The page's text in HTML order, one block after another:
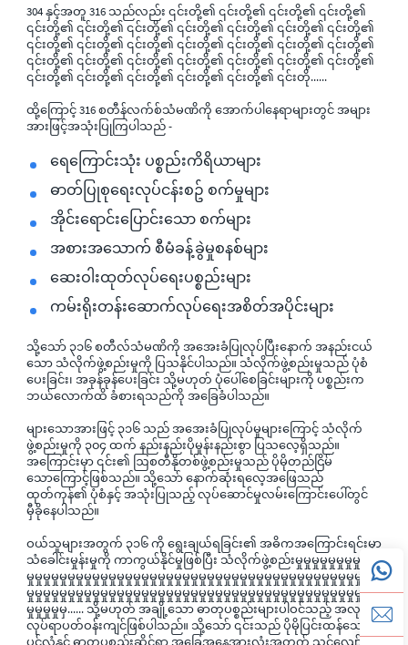
304 နှင့်အတူ 316 သည်လည်း ၎င်းတို့၏ ၎င်းတို့၏ ၎င်းတို့၏ ၎င်းတို့၏
၎င်းတို့၏ ၎င်းတို့၏ ၎င်းတို့၏ ၎င်းတို့၏ ၎င်းတို့၏ ၎င်းတို့၏ ၎င်းတို့၏
၎င်းတို့၏ ၎င်းတို့၏ ၎င်းတို့၏ ၎င်းတို့၏ ၎င်းတို့၏ ၎င်းတို့၏ ၎င်းတို့၏
၎င်းတို့၏ ၎င်းတို့၏ ၎င်းတို့၏ ၎င်းတို့၏ ၎င်းတို့၏ ၎င်းတို့၏ ၎င်းတို့၏
၎င်းတို့၏ ၎င်းတို့၏ ၎င်းတို့၏ ၎င်းတို့၏ ၎င်းတို့၏ ၎င်းတို......
ထို့ကြောင့် 316 စတီန်လက်စ်သံမဏိကို အောက်ပါနေရာများတွင် အများ
အားဖြင့်အသုံးပြုကြပါသည် -
ရေကြောင်းသုံး ပစ္စည်းကိရိယာများ
ဓာတ်ပြုစုရေးလုပ်ငန်းစဥ် စက်မှုများ
အိုင်းရောင်းပြောင်းသော စက်များ
အစားအသောက် စီမံခန့်ခွဲမှုစနစ်များ
ဆေးဝါးထုတ်လုပ်ရေးပစ္စည်းများ
ကမ်းရိုးတန်းဆောက်လုပ်ရေးအစိတ်အပိုင်းများ
သို့သော် ၃၁၆ စတီလ်သံမဏိကို အအေးခံပြုလုပ်ပြီးနောက် အနည်းငယ်
သော သံလိုက်ဖွဲ့စည်းမှုကို ပြသနိုင်ပါသည်။ သံလိုက်ဖွဲ့စည်းမှုသည် ပုံစံ
ပေးခြင်း၊ အခုန်ခုန်ပေးခြင်း သို့မဟုတ် ပုံပေါ်စေခြင်းများကို ပစ္စည်းက
ဘယ်လောက်ထိ ခံစားရသည်ကို အခြေခံပါသည်။
များသောအားဖြင့် ၃၁၆ သည် အအေးခံပြုလုပ်မှုများကြောင့် သံလိုက်
ဖွဲ့စည်းမှုကို ၃၀၄ ထက် နည်းနည်းပိုမှုန်းနည်းစွာ ပြသလေ့ရှိသည်။
အကြောင်းမှာ ၎င်း၏ ဩစတီနိုတစ်ဖွဲ့စည်းမှုသည် ပိုမိုတည်ငြိမ်
သောကြောင့်ဖြစ်သည်။ သို့သော် နောက်ဆုံးရလေ့အဖြေသည်
ထုတ်ကုန်၏ ပုံစံနှင့် အသုံးပြုသည့် လုပ်ဆောင်မှုလမ်းကြောင်းပေါ်တွင်
မှီခိုနေပါသည်။
ဝယ်သူများအတွက် ၃၁၆ ကို ရွေးချယ်ရခြင်း၏ အဓိကအကြောင်းရင်းမှာ
သံခေါင်းမှုန်းမှုကို ကာကွယ်နိုင်မှုဖြစ်ပြီး သံလိုက်ဖွဲ့စည်းမှုမှုမှုမှုမှုမှုမှုမှုမှုမှု
မှုမှုမှုမှုမှုမှုမှုမှုမှုမှုမှုမှုမှုမှုမှုမှုမှုမှုမှုမှုမှုမှုမှုမှုမှုမှုမှုမှုမှုမှုမှုမှုမှုမှုမှုမှုမှုမှုမှုမှုမှုမှုမှု
မှုမှုမှုမှုမှုမှုမှုမှုမှုမှုမှုမှုမှုမှုမှုမှုမှုမှုမှုမှုမှုမှုမှုမှုမှုမှုမှုမှုမှုမှုမှုမှုမှုမှုမှုမှုမှုမှုမှုမှုမှုမှုမှု
မှုမှုမှုမှုမှ...... သို့မဟုတ် အချို့သော ဓာတုပစ္စည်းများပါဝင်သည့် အလုပ်
လုပ်ရာပတ်ဝန်းကျင်ဖြစ်ပါသည်။ သို့သော် ၎င်းသည် ပိုမိုပြင်းထန်သော
ပင်လုံနှင့် ဓာတုပစ္စည်းဆိုင်ရာ အခြေအနေအားလုံးအတွက် သင့်လျော်မှုမ